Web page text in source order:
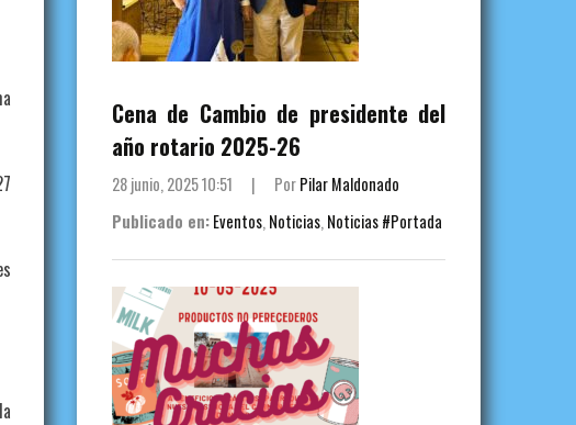
Cena de Cambio de presidente del
año rotario 2025-26
28 junio, 2025 10:51 | PorPilar Maldonado
Publicado en: Eventos,Noticias,Noticias #Portada